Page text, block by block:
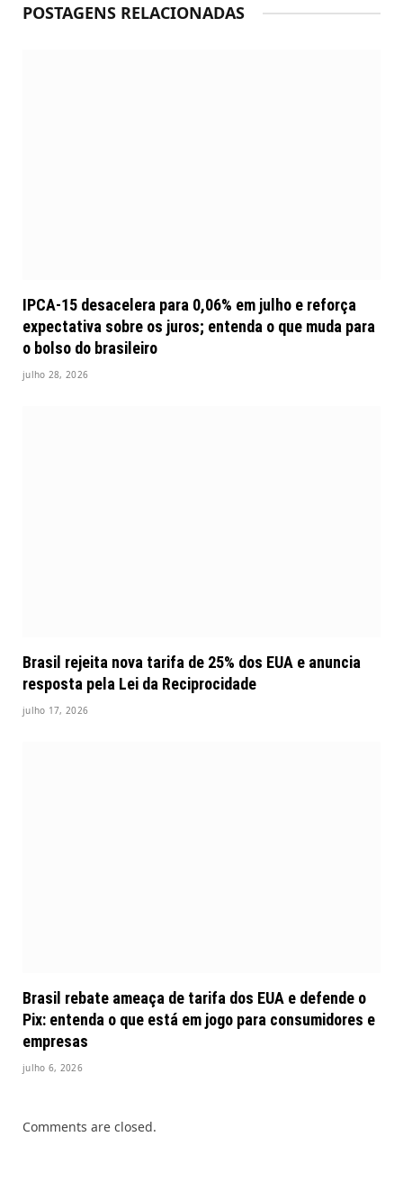
POSTAGENS RELACIONADAS
IPCA-15 desacelera para 0,06% em julho e reforça
expectativa sobre os juros; entenda o que muda para
o bolso do brasileiro
julho 28, 2026
Brasil rejeita nova tarifa de 25% dos EUA e anuncia
resposta pela Lei da Reciprocidade
julho 17, 2026
Brasil rebate ameaça de tarifa dos EUA e defende o
Pix: entenda o que está em jogo para consumidores e
empresas
julho 6, 2026
Comments are closed.